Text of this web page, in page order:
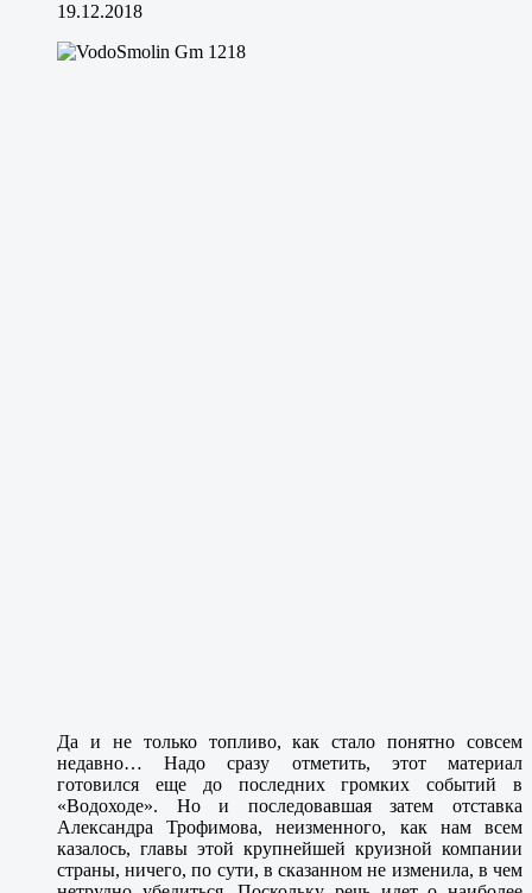
19.12.2018
Да и не только топливо, как стало понятно совсем
недавно… Надо сразу отметить, этот материал
готовился еще до последних громких событий в
«Водоходе». Но и последовавшая затем отставка
Александра Трофимова, неизменного, как нам всем
казалось, главы этой крупнейшей круизной компании
страны, ничего, по сути, в сказанном не изменила, в чем